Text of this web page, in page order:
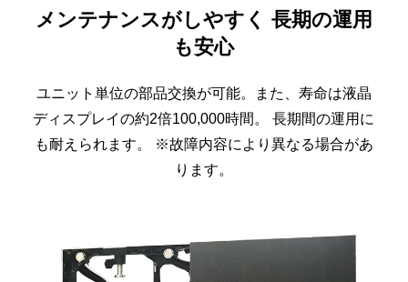
メンテナンスがしやすく 長期の運用
も安心
ユニット単位の部品交換が可能。
また、寿命は液晶
ディスプレイの約2倍100,000時間。
長期間の運用に
も耐えられます。
※故障内容により異なる場合があ
ります。